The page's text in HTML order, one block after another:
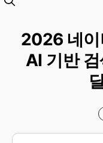
2026 네이
AI 기반